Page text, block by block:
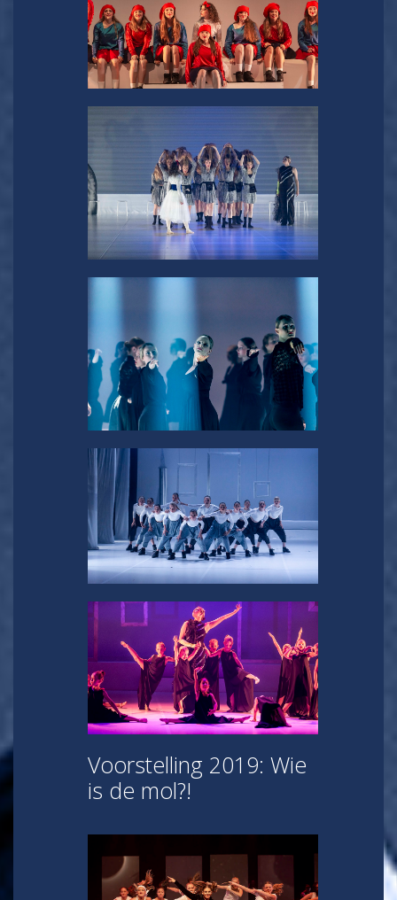
Voorstelling 2019: Wie
is de mol?!